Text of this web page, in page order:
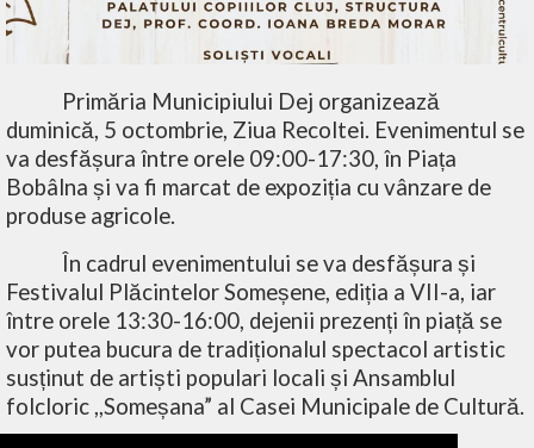
Primăria Municipiului Dej organizează
duminică, 5 octombrie, Ziua Recoltei. Evenimentul se
va desfășura între orele 09:00-17:30, în Piața
Bobâlna și va fi marcat de expoziția cu vânzare de
produse agricole.
În cadrul evenimentului se va desfășura și
Festivalul Plăcintelor Someșene, ediția a VII-a, iar
între orele 13:30-16:00, dejenii prezenți în piață se
vor putea bucura de tradiționalul spectacol artistic
susținut de artiști populari locali și Ansamblul
folcloric ,,Someșana” al Casei Municipale de Cultură.